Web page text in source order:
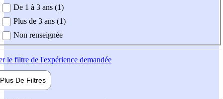
De 1 à 3 ans (1)
Plus de 3 ans (1)
Non renseignée
le filtre de l'expérience demandée
Plus De Filtres